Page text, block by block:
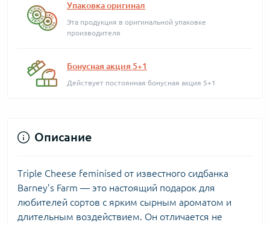
Упаковка оригинал
Эта продукция в оригинальной упаковке
производителя
Бонусная акция 5+1
Действует постоянная бонусная акция 5+1
Описание
Triple Cheese feminised от известного сидбанка
Barney’s Farm — это настоящий подарок для
любителей сортов с ярким сырным ароматом и
длительным воздействием. Он отличается не